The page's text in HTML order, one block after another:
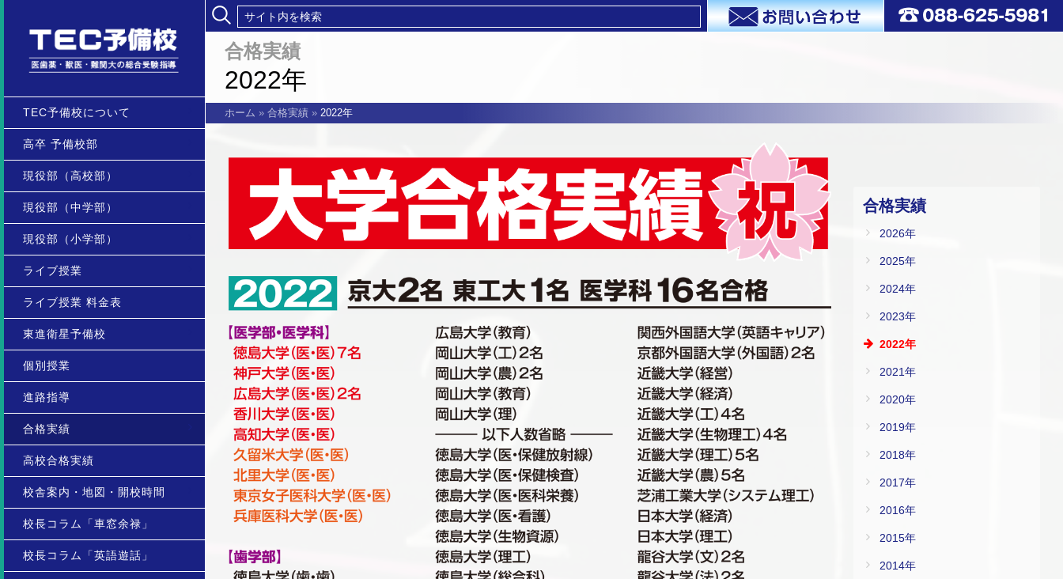
TEC予備校について
高卒 予備校部
現役部（高校部）
現役部（中学部）
現役部（小学部）
ライブ授業
ライブ授業 料金表
東進衛星予備校
個別授業
進路指導
合格実績
高校合格実績
校舎案内・地図・開校時間
校長コラム「車窓余禄」
校長コラム「英語遊話」
合格実績
2022年
ホーム » 合格実績 » 2022年
合格実績
2026年
2025年
2024年
2023年
2022年
2021年
2020年
2019年
2018年
2017年
2016年
2015年
2014年